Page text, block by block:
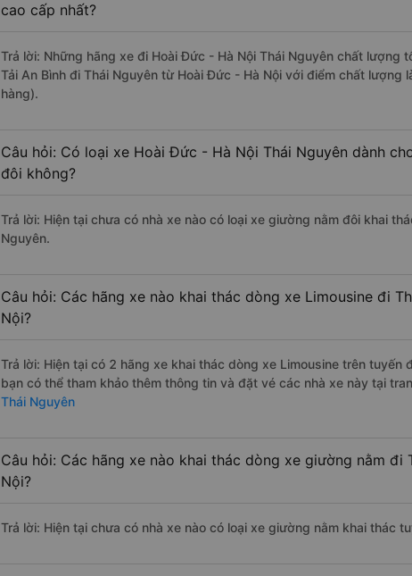
cao cấp nhất?
Trả lời: Những hãng xe đi Hoài Đức - Hà Nội Thái Nguyên chất lượng
Tải An Bình đi Thái Nguyên từ Hoài Đức - Hà Nội với điểm chất
hàng).
Câu hỏi: Có loại xe Hoài Đức - Hà Nội Thái Nguyên dành
đôi không?
Trả lời: Hiện tại chưa có nhà xe nào có loại xe giường nằm đôi khai
Nguyên.
Câu hỏi: Các hãng xe nào khai thác dòng xe Limousine đi
Nội?
Trả lời: Hiện tại có 2 hãng xe khai thác dòng xe Limousine trên tuyến
bạn có thể tham khảo thêm thông tin và đặt vé các nhà xe này tại
Thái Nguyên
Câu hỏi: Các hãng xe nào khai thác dòng xe giường nằm
Nội?
Trả lời: Hiện tại chưa có nhà xe nào có loại xe giường nằm khai thác